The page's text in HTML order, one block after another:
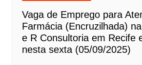
Vaga de Emprego para
Farmácia (Encruzilhada)
e R Consultoria em Recife
nesta sexta (05/09/2025)